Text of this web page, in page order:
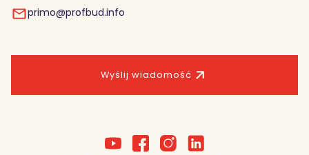
Wyślij wiadomość
primo@profbud.info